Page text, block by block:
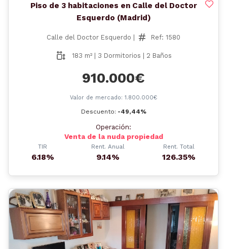
Piso de 3 habitaciones en Calle del Doctor
Esquerdo (Madrid)
Calle del Doctor Esquerdo | Ref: 1580
183 m² | 3 Dormitorios | 2 Baños
910.000€
Valor de mercado: 1.800.000€
Descuento: -49,44%
Operación:
Venta de la nuda propiedad
TIR
6.18%
Rent. Anual
9.14%
Rent. Total
126.35%